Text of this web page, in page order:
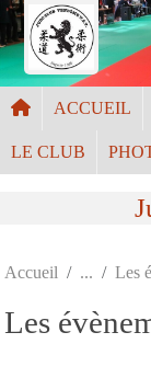
ACCUEIL
LE CLUB
Accueil Les
Les
Panneau de gestion